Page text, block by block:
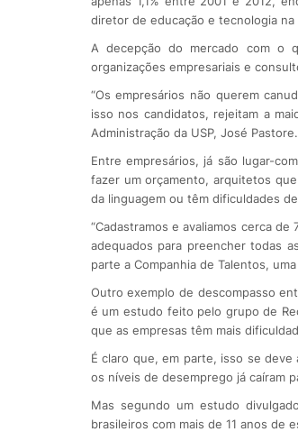
diretor de educação e tecnologia
A decepção do mercado com o
organizações empresariais e
“Os empresários não querem
isso nos candidatos, rejeitam a
Administração da USP, José Pastore.
Entre empresários, já são lugar-
fazer um orçamento, arquitetos
da linguagem ou têm dificuldades
“Cadastramos e avaliamos cerca
adequados para preencher todas
parte a Companhia de Talentos,
Outro exemplo de descompasso
é um estudo feito pelo grupo de
que as empresas têm mais
É claro que, em parte, isso se
os níveis de desemprego já caíram
Mas segundo um estudo
brasileiros com mais de 11 anos de